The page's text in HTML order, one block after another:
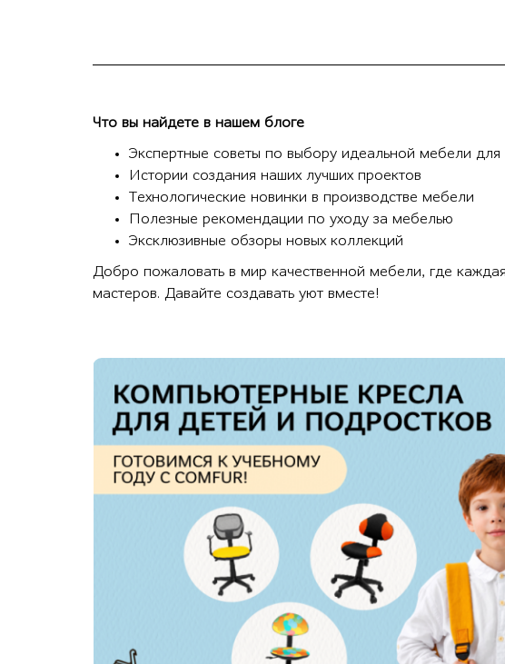
Что вы найдете в нашем блоге
Экспертные советы по выбору идеальной мебели для
Истории создания наших лучших проектов
Технологические новинки в производстве мебели
Полезные рекомендации по уходу за мебелью
Эксклюзивные обзоры новых коллекций
Добро пожаловать в мир качественной мебели, где
мастеров. Давайте создавать уют вместе!